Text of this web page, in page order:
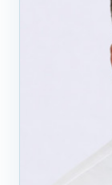
Физиотерапия